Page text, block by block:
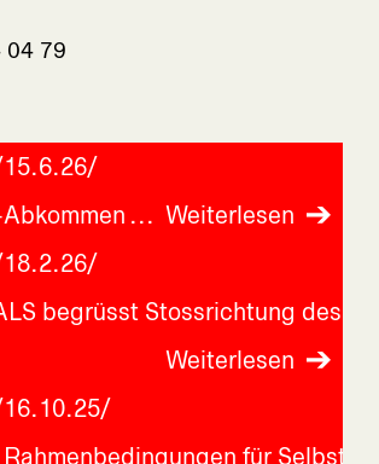
15.6.26/
Weiterlesen
18.2.26/
begrüsst Stossrichtung des Bu
Weiterlesen
16.10.25/
für
04 79